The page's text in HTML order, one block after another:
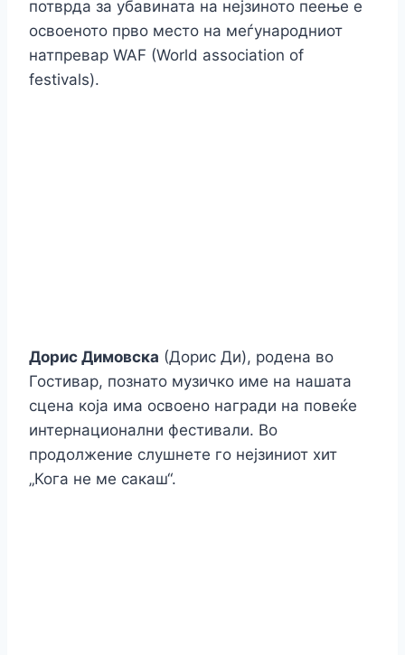
потврда за убавината на нејзиното пеење е
освоеното прво место на меѓународниот
натпревар WAF (World association of
festivals).
Дорис Димовска (Дорис Ди), родена во
Гостивар, познато музичко име на нашата
сцена која има освоено награди на повеќе
интернационални фестивали. Во
продолжение слушнете го нејзиниот хит
„Кога не ме сакаш“.